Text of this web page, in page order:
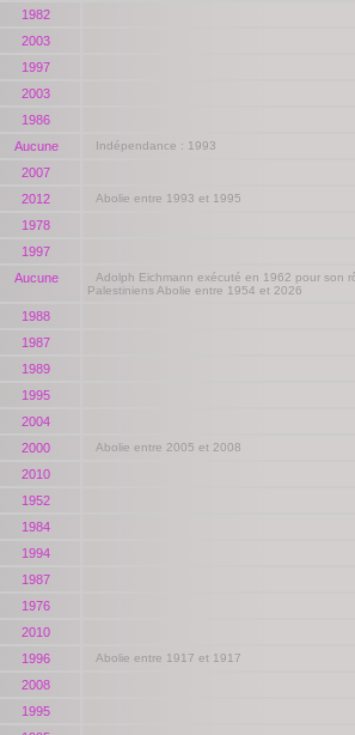
1982
2003
1997
2003
1986
Aucune Indépendance : 1993
2007
2012 Abolie entre 1993 et 1995
1978
1997
Aucune
Adolph Eichmann exécuté en 1962 pour son
Palestiniens Abolie entre 1954 et 2026
1988
1987
1989
1995
2004
2000 Abolie entre 2005 et 2008
2010
1952
1984
1994
1987
1976
2010
1996 Abolie entre 1917 et 1917
2008
1995